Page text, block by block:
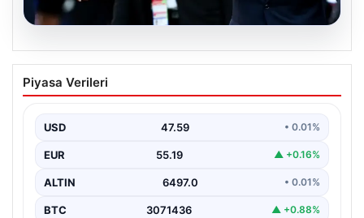
Ürdün Futbol Federasyonu
Başkanı’ndan FIFA Başkanı’na Sert
Ürdün Futbol Federasyonu (JFA) Başkanı Ali Bin Al-
Piyasa Verileri
USD 47.59 • 0.01%
EUR 55.19 ▲ +0.16%
ALTIN 6497.0 • 0.01%
BTC 3071436 ▲ +0.88%